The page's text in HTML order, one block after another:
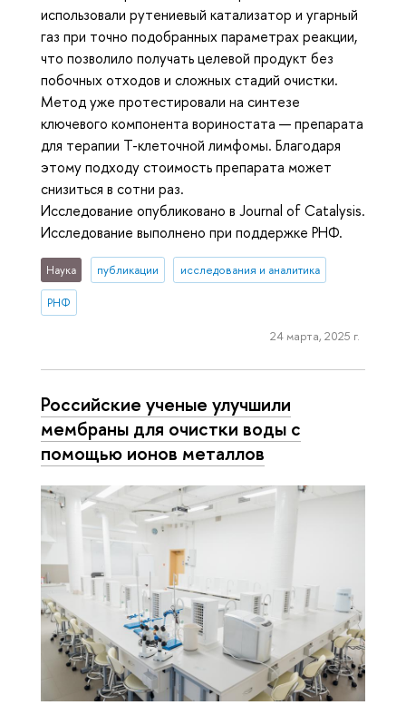
использовали рутениевый катализатор и угарный
газ при точно подобранных параметрах реакции,
что позволило получать целевой продукт без
побочных отходов и сложных стадий очистки.
Метод уже протестировали на синтезе
ключевого компонента вориностата — препарата
для терапии Т-клеточной лимфомы. Благодаря
этому подходу стоимость препарата может
снизиться в сотни раз.
Исследование опубликовано в Journal of Catalysis.
Исследование выполнено при поддержке РНФ.
Наука публикации исследования и аналитика
РНФ
24 марта, 2025 г.
Российские ученые улучшили
мембраны для очистки воды с
помощью ионов металлов